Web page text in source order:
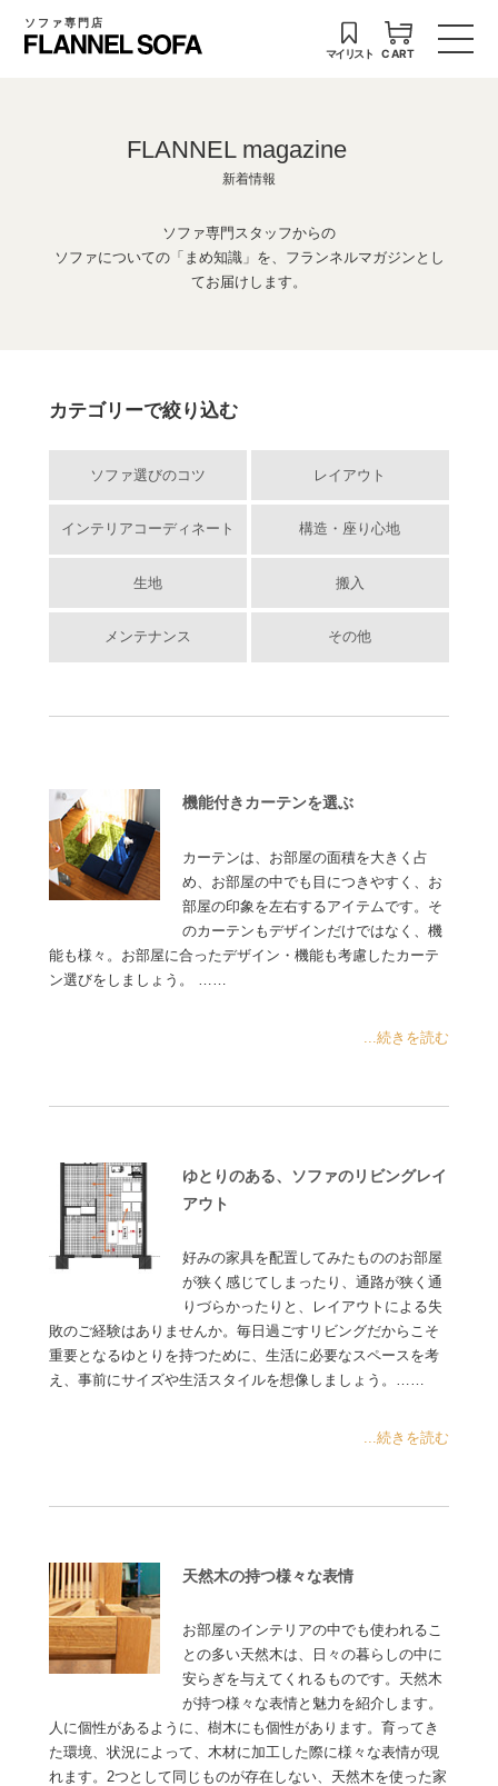
ソファ専門店
マイリスト CART
FLANNEL magazine
新着情報
ソファ専門スタッフからの
ソファについての「まめ知識」を、フランネルマガジンとし
てお届けします。
カテゴリーで絞り込む
ソファ選びのコツ レイアウト
インテリアコーディネート 構造・座り心地
生地 搬入
メンテナンス その他
機能付きカーテンを選ぶ
カーテンは、お部屋の面積を大きく占
め、お部屋の中でも目につきやすく、お
部屋の印象を左右するアイテムです。そ
のカーテンもデザインだけではなく、機
能も様々。お部屋に合ったデザイン・機能も考慮したカーテ
ン選びをしましょう。 ……
...続きを読む
ゆとりのある、ソファのリビングレイ
アウト
好みの家具を配置してみたもののお部屋
が狭く感じてしまったり、通路が狭く通
りづらかったりと、レイアウトによる失
敗のご経験はありませんか。毎日過ごすリビングだからこそ
重要となるゆとりを持つために、生活に必要なスペースを考
え、事前にサイズや生活スタイルを想像しましょう。……
...続きを読む
天然木の持つ様々な表情
お部屋のインテリアの中でも使われるこ
との多い天然木は、日々の暮らしの中に
安らぎを与えてくれるものです。天然木
が持つ様々な表情と魅力を紹介します。
人に個性があるように、樹木にも個性があります。育ってき
た環境、状況によって、木材に加工した際に様々な表情が現
れます。2つとして同じものが存在しない、天然木を使った家